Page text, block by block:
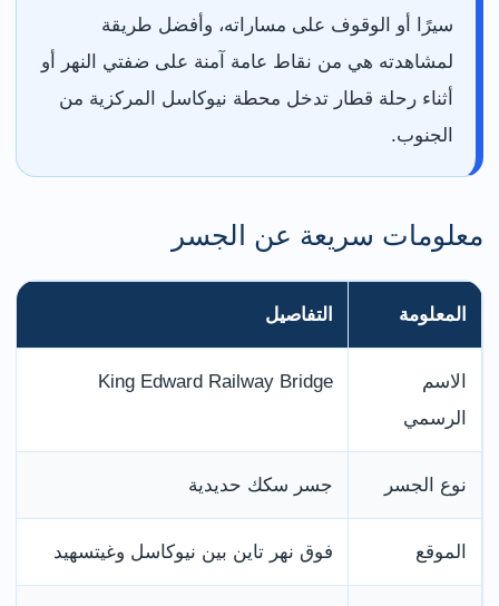
سيرًا أو الوقوف على مساراته، وأفضل طريقة
لمشاهدته هي من نقاط عامة آمنة على ضفتي النهر أو
أثناء رحلة قطار تدخل محطة نيوكاسل المركزية من
الجنوب.
معلومات سريعة عن الجسر
المعلومة التفاصيل
الاسم
الرسمي
King Edward Railway Bridge
نوع الجسر جسر سكك حديدية
الموقع فوق نهر تاين بين نيوكاسل وغيتسهيد